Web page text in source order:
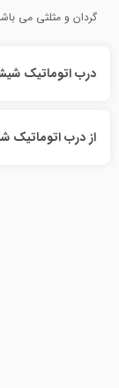
گردان و مثلثی می
درب اتوماتیک
از درب اتوماتیک